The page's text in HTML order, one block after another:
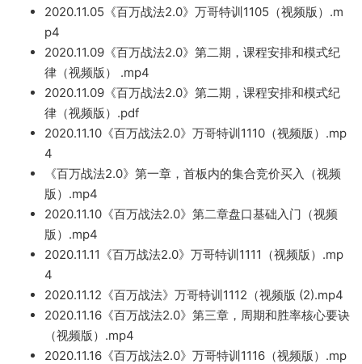
2020.11.05《百万战法2.0》万哥特训1105（视频版）.m
p4
2020.11.09《百万战法2.0》第二期，课程安排和模式纪
律（视频版） .mp4
2020.11.09《百万战法2.0》第二期，课程安排和模式纪
律（视频版）.pdf
2020.11.10《百万战法2.0》万哥特训1110（视频版）.mp
4
《百万战法2.0》第一章，首板内的集合竞价买入（视频
版）.mp4
2020.11.10《百万战法2.0》第二章盘口基础入门（视频
版）.mp4
2020.11.11《百万战法2.0》万哥特训1111（视频版）.mp
4
2020.11.12《百万战法》万哥特训1112（视频版 (2).mp4
2020.11.16《百万战法2.0》第三章，周期和胜率核心要诀
（视频版）.mp4
2020.11.16《百万战法2.0》万哥特训1116（视频版）.mp